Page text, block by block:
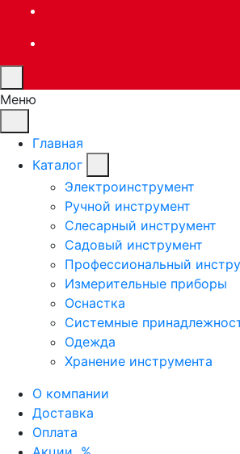
Меню
Главная
Каталог
Электроинструмент
Ручной инструмент
Слесарный инструмент
Садовый инструмент
Профессиональный
Измерительные приборы
Оснастка
Системные
Одежда
Хранение инструмента
О компании
Доставка
Оплата